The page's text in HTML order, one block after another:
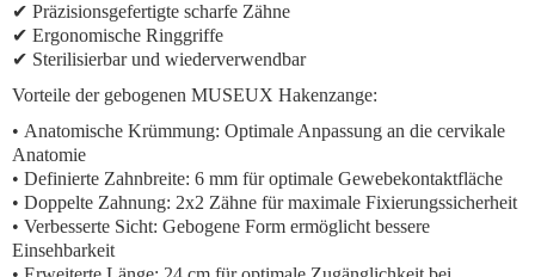
✔ Präzisionsgefertigte scharfe Zähne
✔ Ergonomische Ringgriffe
✔ Sterilisierbar und wiederverwendbar
Vorteile der gebogenen MUSEUX Hakenzange:
• Anatomische Krümmung: Optimale Anpassung an die cervikale
Anatomie
• Definierte Zahnbreite: 6 mm für optimale Gewebekontaktfläche
• Doppelte Zahnung: 2x2 Zähne für maximale Fixierungssicherheit
• Verbesserte Sicht: Gebogene Form ermöglicht bessere
Einsehbarkeit